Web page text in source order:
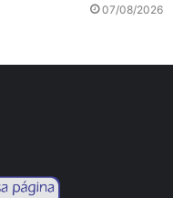
07/08/2026